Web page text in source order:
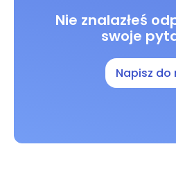
Nie znalazłeś
swoje
Napisz do